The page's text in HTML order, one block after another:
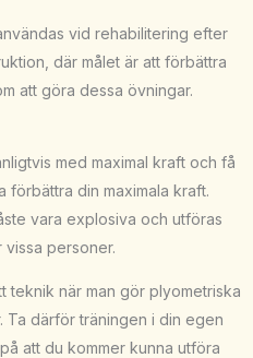
vid rehabilitering efter
där målet är att förbättra
att göra dessa övningar.
med maximal kraft och få
din maximala kraft.
vara explosiva och utföras
personer.
teknik när man gör plyometriska
Ta därför träningen i din egen
att du kommer kunna utföra